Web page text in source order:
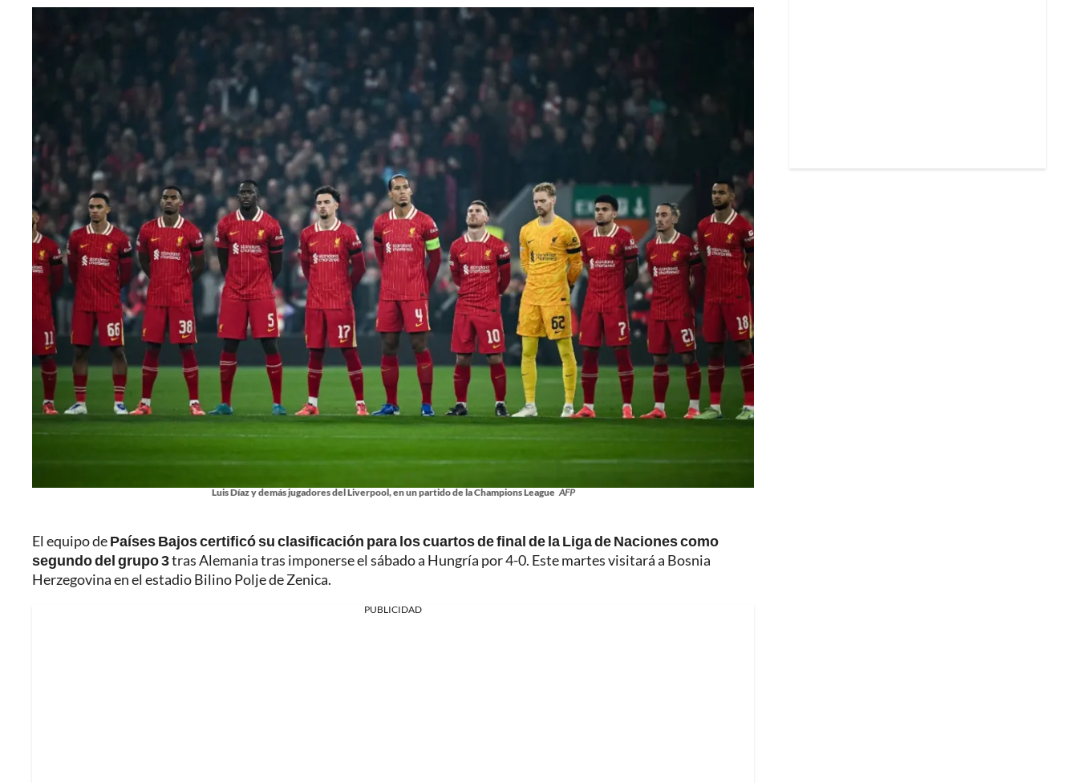
Luis Díaz y demás jugadores del Liverpool, en un partido de la Champions League AFP
El equipo dePaíses Bajos certificó su clasificación para los cuartos de final de la Liga de Naciones como
segundo del grupo 3tras Alemania tras imponerse el sábado a Hungría por 4-0. Este martes visitará a Bosnia
Herzegovina en el estadio Bilino Polje de Zenica.
PUBLICIDAD